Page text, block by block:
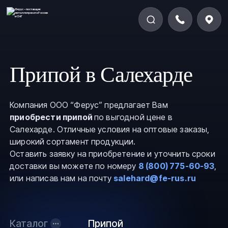
Припой в Салехарде
Компания ООО “Ферус” предлагает Вам
приобрести припой по выгодной цене в
Салехарде. Отличные условия на оптовые заказы,
широкий сортамент продукции.
Оставить заявку на приобретение и уточнить сроки
доставки вы можете по номеру 8 (800) 775-60-93,
или написав нам на почту salehard@fe-rus.ru
Каталог Припой